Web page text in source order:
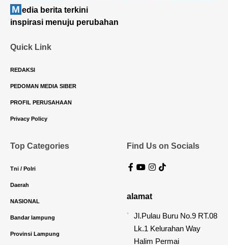
M edia berita terkini
inspirasi menuju perubahan
Quick Link
REDAKSI
PEDOMAN MEDIA SIBER
PROFIL PERUSAHAAN
Privacy Policy
Top Categories
Tni / Polri
Daerah
NASIONAL
Bandar lampung
Provinsi Lampung
Find Us on Socials
alamat
Jl.Pulau Buru No.9 RT.08
Lk.1 Kelurahan Way
Halim Permai